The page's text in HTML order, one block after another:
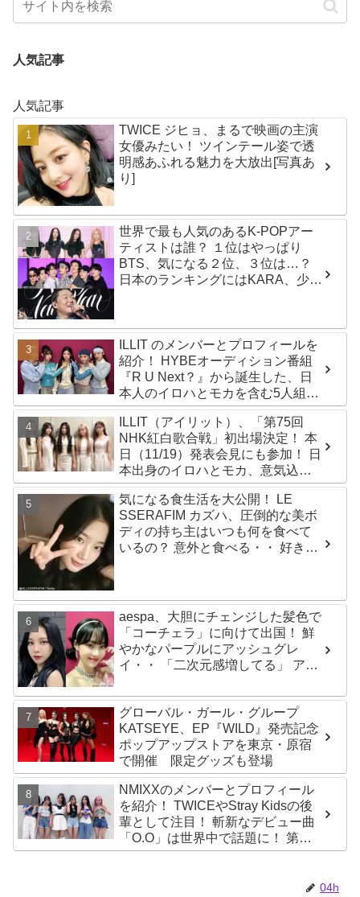
人気記事
人気記事
TWICE ジヒョ、まるで映画の主演
女優みたい！ ツインテール姿で透
明感あふれる魅力を大放出[写真あ
り]
世界で最も人気のあるK-POPアー
ティストは誰？ １位はやっぱり
BTS、気になる２位、３位は…？
日本のランキングにはKARA、少女
ILLIT のメンバーとプロフィールを
紹介！ HYBEオーディション番組
『R U Next？』から誕生した、日
本人のイロハとモカを含む5人組ガ
ールズグループ！ デビュー曲
「Magnetic」がいきなりの大ヒッ
ト
ILLIT（アイリット）、「第75回
NHK紅白歌合戦」初出場決定！ 本
日（11/19）発表会見にも参加！ 日
本出身のイロハとモカ、意気込み
を語る「ずっと夢見てたステー
ジ…嬉しくて光栄」
気になる食生活を大公開！ LE
SSERAFIM カズハ、圧倒的な美ボ
ディの持ち主はいつも何を食べて
いるの？ 意外と食べる・・ 好きな
aespa、大胆にチェンジした髪色で
「コーチェラ」に向けて出国！ 鮮
やかなパープルにアッシュグレ
イ・・ 「二次元感増してる」 アバ
グローバル・ガール・グループ
KATSEYE、EP『WILD』発売記念
ポップアップストアを東京・原宿
で開催 限定グッズも登場
NMIXXのメンバーとプロフィール
を紹介！ TWICEやStray Kidsの後
輩として注目！ 斬新なデビュー曲
「O.O」は世界中で話題に！ 第４
世代を代表する美女ソリュンをは
04h